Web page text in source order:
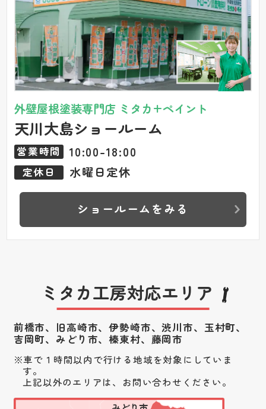
外壁屋根塗装専門店 ミタカ+ペイント
天川大島ショールーム
営業時間 10:00-18:00
定休日 水曜日定休
ショールームをみる
ミタカ工房対応エリア
前橋市、旧高崎市、伊勢崎市、渋川市、 玉村町、
吉岡町、みどり市、榛東村、藤岡市
車で１時間以内で行ける地域を対象にしていま
す。
上記以外のエリアは、お問い合わせください。